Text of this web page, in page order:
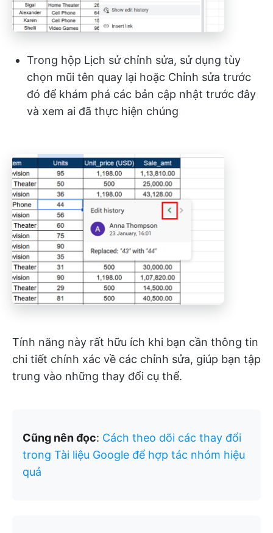
Trong hộp Lịch sử chỉnh sửa, sử dụng tùy
chọn mũi tên quay lại hoặc Chỉnh sửa trước
đó để khám phá các bản cập nhật trước đây
và xem ai đã thực hiện chúng
Tính năng này rất hữu ích khi bạn cần thông tin
chi tiết chính xác về các chỉnh sửa, giúp bạn tập
trung vào những thay đổi cụ thể.
Cũng nên đọc: Cách theo dõi các thay đổi
trong Tài liệu Google để hợp tác nhóm hiệu
quả